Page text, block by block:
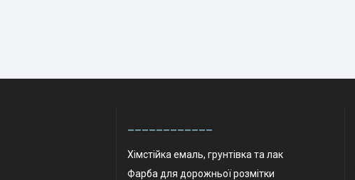
Хімстійка емаль, грунтівка та лак
Фарба для дорожньої розмітки